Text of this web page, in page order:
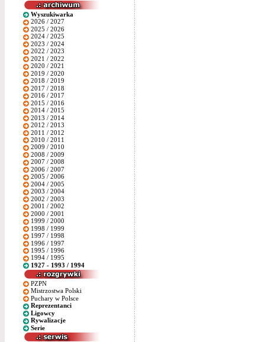
Wyszukiwarka
2026 / 2027
2025 / 2026
2024 / 2025
2023 / 2024
2022 / 2023
2021 / 2022
2020 / 2021
2019 / 2020
2018 / 2019
2017 / 2018
2016 / 2017
2015 / 2016
2014 / 2015
2013 / 2014
2012 / 2013
2011 / 2012
2010 / 2011
2009 / 2010
2008 / 2009
2007 / 2008
2006 / 2007
2005 / 2006
2004 / 2005
2003 / 2004
2002 / 2003
2001 / 2002
2000 / 2001
1999 / 2000
1998 / 1999
1997 / 1998
1996 / 1997
1995 / 1996
1994 / 1995
1927 - 1993 / 1994
PZPN
Mistrzostwa Polski
Puchary w Polsce
Reprezentanci
Ligowcy
Rywalizacje
Serie